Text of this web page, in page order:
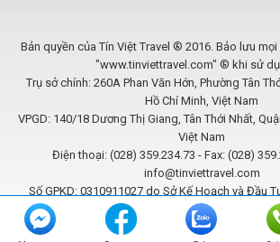
Bản quyền của Tín Việt Travel ® 2016. Bảo lưu
"www.tinviettravel.com" ® khi sử
Trụ sở chính: 260A Phan Văn Hớn, Phường Tân
Hồ Chí Minh, Việt Nam
VPGD: 140/18 Dương Thị Giang, Tân Thới Nhất,
Việt Nam
Điện thoại: (028) 359.234.73 - Fax: (028)
info@tinviettravel.com
Số GPKD: 0310911027 do Sở Kế Hoạch và Đầu
Minh cấp ngày 09/06/2011
Website được phát triển bởi
BCB